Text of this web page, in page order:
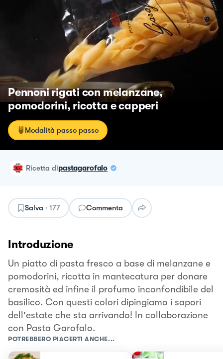
Pennoni rigati con melanzane,
pomodorini, ricotta e capperi
Modalità passo passo
ricetta dipastagarofalo
Salva · 177 Commenta
Introduzione
Un piatto di pasta fresco a base di melanzane e
pomodorini, ricotta in mantecatura per donare
cremosità ed infine il profumo inconfondibile del
basilico. Con questi colori dipingiamo i sapori
dell'estate che sta arrivando! In collaborazione
con Pasta Garofalo.
POTREBBERO PIACERTI ANCHE...